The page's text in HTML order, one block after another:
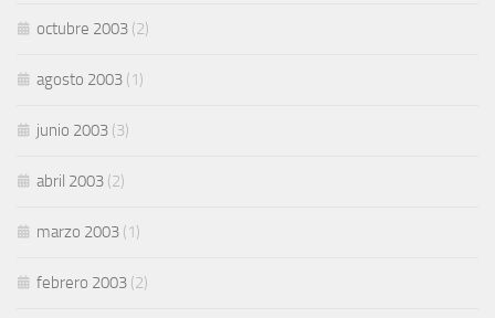
octubre 2003 (2)
agosto 2003 (1)
junio 2003 (3)
abril 2003 (2)
marzo 2003 (1)
febrero 2003 (2)